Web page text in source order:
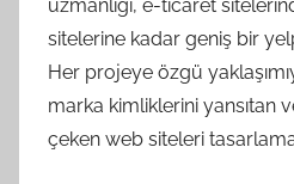
uzmanlığı, e-ticaret
sitelerine kadar geniş bir
Her projeye özgü
marka kimliklerini yansıtan
çeken web siteleri